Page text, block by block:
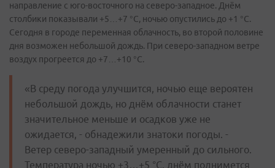
направление с юго-восточного на северо-западное. Днём
столбики показывали +5…+7 °С, ночью опустились до +1 °С.
Сегодня в городе переменная облачность, во второй половине
дня возможен небольшой дождь. При северо-западном ветре
воздух прогреется до +7…+10 °С.
«В среду погода улучшится, ночью еще вероятен
небольшой дождь, но днём облачности станет
значительное меньше и осадков уже не
ожидается, - обнадежили знатоки погоды. -
Ветер северо-западный умеренный до сильного.
Температура ночью +3…+5 °С, днём поднимется